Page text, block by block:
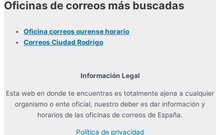
Oficinas de correos más buscadas
Oficina correos ourense horario
Correos Ciudad Rodrigo
Información Legal
Esta web en donde te encuentras es totalmente ajena a cualquier
organismo o ente oficial, nuestro deber es dar información y
horarios de las oficinas de correos de España.
Política de privacidad